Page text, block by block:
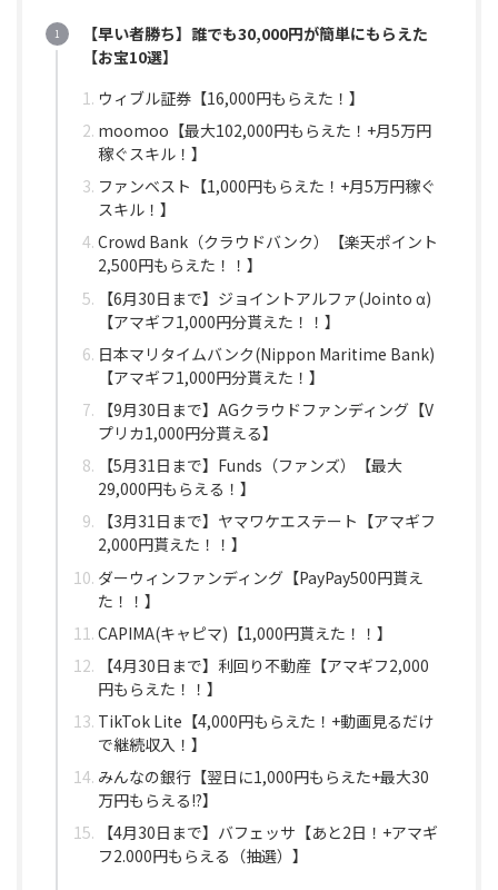
【早い者勝ち】誰でも30,000円が簡単にもらえた
【お宝10選】
ウィブル証券【16,000円もらえた！】
moomoo【最大102,000円もらえた！+月5万円
稼ぐスキル！】
ファンベスト【1,000円もらえた！+月5万円稼ぐ
スキル！】
Crowd Bank（クラウドバンク）【楽天ポイント
2,500円もらえた！！】
【6月30日まで】ジョイントアルファ(Jointo α)
【アマギフ1,000円分貰えた！！】
日本マリタイムバンク(Nippon Maritime Bank)
【アマギフ1,000円分貰えた！】
【9月30日まで】AGクラウドファンディング【V
プリカ1,000円分貰える】
【5月31日まで】Funds（ファンズ）【最大
29,000円もらえる！】
【3月31日まで】ヤマワケエステート【アマギフ
2,000円貰えた！！】
ダーウィンファンディング【PayPay500円貰え
た！！】
CAPIMA(キャピマ)【1,000円貰えた！！】
【4月30日まで】利回り不動産【アマギフ2,000
円もらえた！！】
TikTok Lite【4,000円もらえた！+動画見るだけ
で継続収入！】
みんなの銀行【翌日に1,000円もらえた+最大30
万円もらえる!?】
【4月30日まで】バフェッサ【あと2日！+アマギ
フ2.000円もらえる（抽選）】